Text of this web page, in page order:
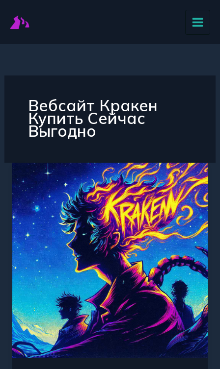
содержимому
Вебсайт Кракен
Купить Сейчас
Выгодно
Купить
Кракен
сайт
надежно
и
выгодно
Ваш
путь
в
онлайн